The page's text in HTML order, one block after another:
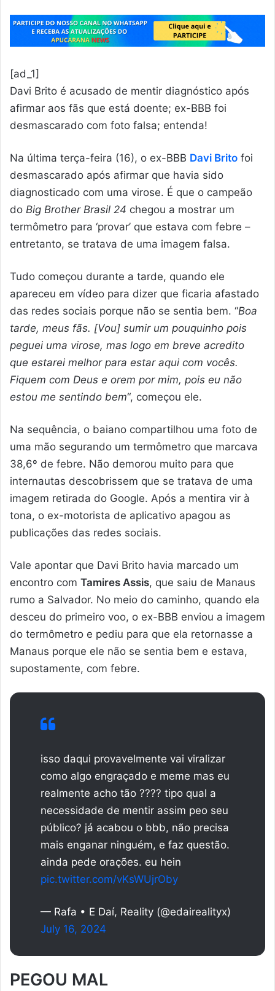
[ad_1]
Davi Brito é acusado de mentir diagnóstico após
afirmar aos fãs que está doente; ex-BBB foi
desmascarado com foto falsa; entenda!
Na última terça-feira (16), o ex-BBB Davi Brito foi
desmascarado após afirmar que havia sido
diagnosticado com uma virose. É que o campeão
do Big Brother Brasil 24 chegou a mostrar um
termômetro para ‘provar’ que estava com febre –
entretanto, se tratava de uma imagem falsa.
Tudo começou durante a tarde, quando ele
apareceu em vídeo para dizer que ficaria afastado
das redes sociais porque não se sentia bem. “Boa
tarde, meus fãs. [Vou] sumir um pouquinho pois
peguei uma virose, mas logo em breve acredito
que estarei melhor para estar aqui com vocês.
Fiquem com Deus e orem por mim, pois eu não
estou me sentindo bem“, começou ele.
Na sequência, o baiano compartilhou uma foto de
uma mão segurando um termômetro que marcava
38,6º de febre. Não demorou muito para que
internautas descobrissem que se tratava de uma
imagem retirada do Google. Após a mentira vir à
tona, o ex-motorista de aplicativo apagou as
publicações das redes sociais.
Vale apontar que Davi Brito havia marcado um
encontro com Tamires Assis, que saiu de Manaus
rumo a Salvador. No meio do caminho, quando ela
desceu do primeiro voo, o ex-BBB enviou a imagem
do termômetro e pediu para que ela retornasse a
Manaus porque ele não se sentia bem e estava,
supostamente, com febre.
isso daqui provavelmente vai viralizar
como algo engraçado e meme mas eu
realmente acho tão ???? tipo qual a
necessidade de mentir assim peo seu
público? já acabou o bbb, não precisa
mais enganar ninguém, e faz questão.
ainda pede orações. eu hein
pic.twitter.com/vKsWUjrOby
— Rafa • E Daí, Reality (@edairealityx)
July 16, 2024
PEGOU MAL